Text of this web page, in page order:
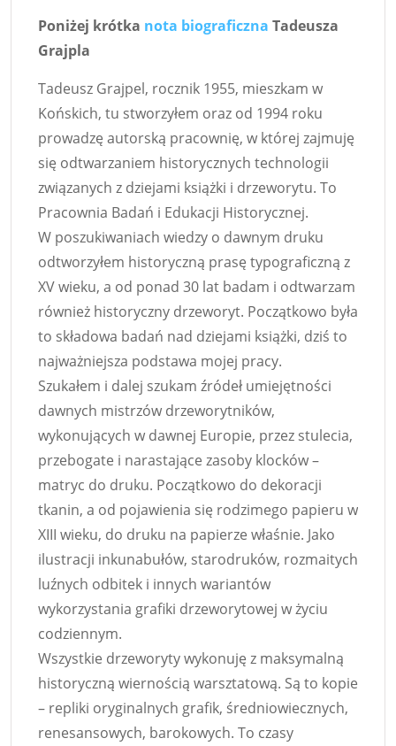
Poniżej krótka nota biograficzna Tadeusza
Grajpla
Tadeusz Grajpel, rocznik 1955, mieszkam w
Końskich, tu stworzyłem oraz od 1994 roku
prowadzę autorską pracownię, w której zajmuję
się odtwarzaniem historycznych technologii
związanych z dziejami książki i drzeworytu. To
Pracownia Badań i Edukacji Historycznej.
W poszukiwaniach wiedzy o dawnym druku
odtworzyłem historyczną prasę typograficzną z
XV wieku, a od ponad 30 lat badam i odtwarzam
również historyczny drzeworyt. Początkowo była
to składowa badań nad dziejami książki, dziś to
najważniejsza podstawa mojej pracy.
Szukałem i dalej szukam źródeł umiejętności
dawnych mistrzów drzeworytników,
wykonujących w dawnej Europie, przez stulecia,
przebogate i narastające zasoby klocków –
matryc do druku. Początkowo do dekoracji
tkanin, a od pojawienia się rodzimego papieru w
XIII wieku, do druku na papierze właśnie. Jako
ilustracji inkunabułów, starodruków, rozmaitych
luźnych odbitek i innych wariantów
wykorzystania grafiki drzeworytowej w życiu
codziennym.
Wszystkie drzeworyty wykonuję z maksymalną
historyczną wiernością warsztatową. Są to kopie
– repliki oryginalnych grafik, średniowiecznych,
renesansowych, barokowych. To czasy